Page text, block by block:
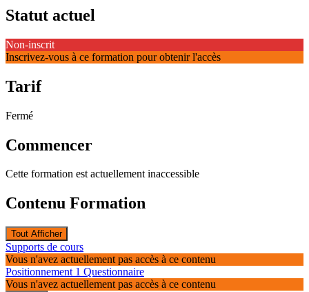
Statut actuel
Non-inscrit
Inscrivez-vous à ce formation pour obtenir l'accès
Tarif
Fermé
Commencer
Cette formation est actuellement inaccessible
Contenu Formation
Tout Afficher
Modules
Supports de cours
Vous n'avez actuellement pas accès à ce contenu
Positionnement 1 Questionnaire
Vous n'avez actuellement pas accès à ce contenu